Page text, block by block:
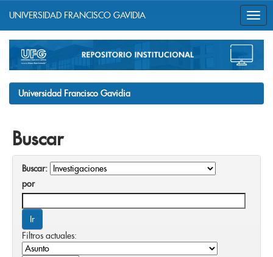
navigation
UNIVERSIDAD FRANCISCO GAVIDIA
Universidad Francisco Gavidia
Buscar
Buscar:
por
Filtros actuales: